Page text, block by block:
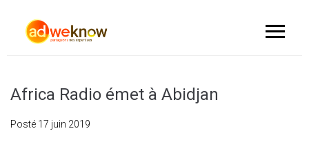
Africa Radio émet à Abidjan
Posté 17 juin 2019